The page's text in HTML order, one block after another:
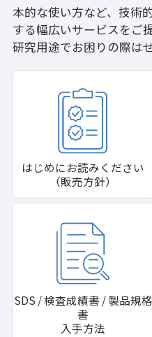
本的な使い方など、技術
する幅広いサービスをご
研究用途でお困りの際は
はじめにお読みください
（販売方針）
SDS / 検査成績書 / 製品規格
書
入手方法